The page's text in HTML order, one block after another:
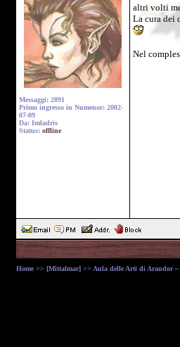
Messaggi: 2891
Primo ingresso in Numenor: 2002-
07-09
Da: Imladris
Status: offline
altri volti
La cura dei
Nel
Home>> [Mittalmar]>> Aula delle Arti di Arandor ~